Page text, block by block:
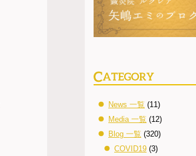
News 一覧 (11)
Media 一覧 (12)
Blog 一覧 (320)
COVID19 (3)